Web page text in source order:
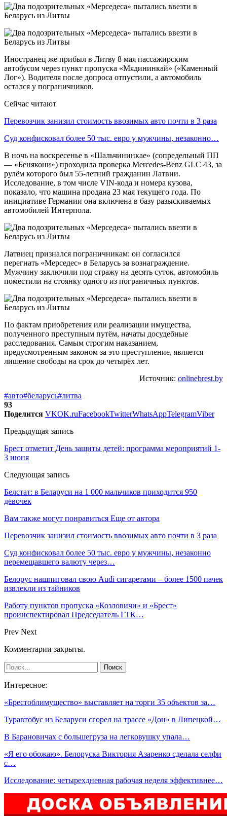
Иностранец же прибыл в Литву 8 мая пассажирским
автобусом через пункт пропуска «Мядининкай» («Каменный
Лог»). Водителя после допроса отпустили, а автомобиль
остался у пограничников.
Сейчас читают
Перевозчик занизил стоимость ввозимых авто почти в 3 раза
Суд конфисковал более 50 тыс. евро у мужчины, незаконно…
В ночь на воскресенье в «Шальчининкае» (сопредельный ПП
— «Бенякони») проходила проверка Mercedes-Benz GLC 43, за
рулём которого был 55-летний гражданин Латвии.
Исследование, в том числе VIN-кода и номера кузова,
показало, что машина продана 23 мая текущего года. По
инициативе Германии она включена в базу разыскиваемых
автомобилей Интерпола.
Латвиец признался пограничникам: он согласился
перегнать «Мерседес» в Беларусь за вознаграждение.
Мужчину заключили под стражу на десять суток, автомобиль
поместили на стоянку одного из пограничных пунктов.
По фактам приобретения или реализации имущества,
полученного преступным путём, начаты досудебные
расследования. Самым строгим наказанием,
предусмотренным законом за это преступление, является
лишение свободы на срок до четырёх лет.
Источник: onlinebrest.by
#авто#беларусь#литва
93
Поделится VKOK.ruFacebookTwitterWhatsAppTelegramViber
Предыдущая запись
Брест отметит День защиты детей: программа мероприятий 1-
3 июня
Следующая запись
Белстат: в Беларуси на 1 000 мальчиков приходится 950
девочек
Вам также могут понравиться Еще от автора
Перевозчик занизил стоимость ввозимых авто почти в 3 раза
Суд конфисковал более 50 тыс. евро у мужчины, незаконно
перемещавшего валюту через…
Белорус нашпиговал свою Audi сигаретами – более 1500 пачек
извлекли из тайников
Работу пунктов пропуска «Козловичи» и «Брест»
проинспектировал Председатель ГТК…
Prev Next
Комментарии закрыты.
Интересное:
«Брестоблимущество» выставляет на торги 35 объектов за…
Туравтобус из Беларуси сгорел на трассе «Дон» в Липецкой…
В Барановичах с большегруза на легковушку упала…
«Я его обожаю». Белоруска Виктория Азаренко сделала селфи
с…
Исследование: четырехдневная рабочая неделя эффективнее…